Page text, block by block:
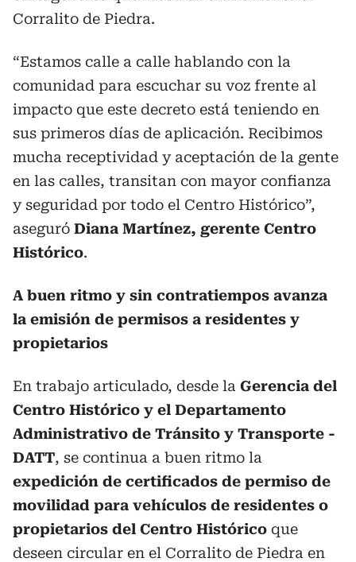
Corralito de Piedra.
“Estamos calle a calle hablando con la
comunidad para escuchar su voz frente al
impacto que este decreto está teniendo en
sus primeros días de aplicación. Recibimos
mucha receptividad y aceptación de la gente
en las calles, transitan con mayor confianza
y seguridad por todo el Centro Histórico”,
aseguró Diana Martínez, gerente Centro
Histórico.
A buen ritmo y sin contratiempos avanza
la emisión de permisos a residentes y
propietarios
En trabajo articulado, desde la Gerencia del
Centro Histórico y el Departamento
Administrativo de Tránsito y Transporte -
DATT, se continua a buen ritmo la
expedición de certificados de permiso de
movilidad para vehículos de residentes o
propietarios del Centro Histórico que
deseen circular en el Corralito de Piedra en